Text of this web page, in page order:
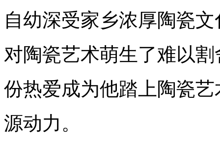
自幼深受家乡浓厚陶瓷
对陶瓷艺术萌生了难以
份热爱成为他踏上陶瓷
源动力。